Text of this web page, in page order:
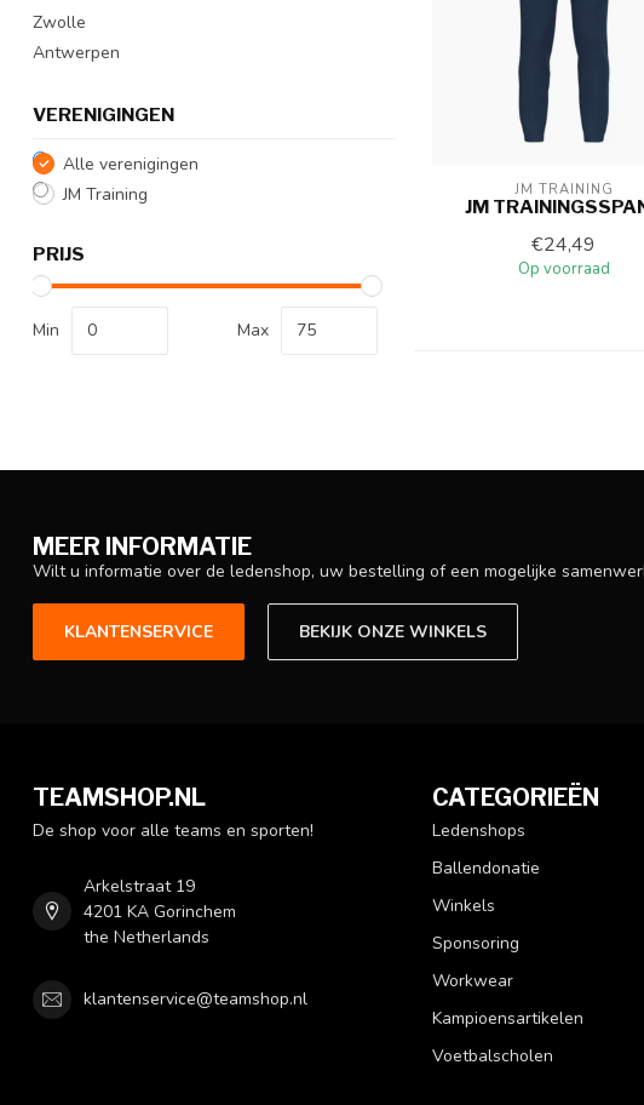
Zwolle
Antwerpen
VERENIGINGEN
Alle verenigingen
JM Training
PRIJS
Min Max
JM TRAINING
JM
€24,49
Op voorraad
MEER INFORMATIE
Wilt u informatie over de ledenshop, uw bestelling of een mogelijke
KLANTENSERVICE BEKIJK ONZE WINKELS
TEAMSHOP.NL
De shop voor alle teams en sporten!
Arkelstraat 19
4201 KA Gorinchem
the Netherlands
klantenservice@teamshop.nl
CATEGORIEËN
Ledenshops
Ballendonatie
Winkels
Sponsoring
Workwear
Kampioensartikelen
Voetbalscholen